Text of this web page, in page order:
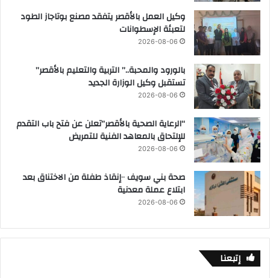
د
وكيل العمل بالأقصر يتفقد مصنع بوتاجاز الطود
لتعبئة الإسطوانات
2026-08-06
بالورود والمحبة..” التربية والتعليم بالأقصر”
تستقبل وكيل الوزارة الجديد
2026-08-06
“الرعاية الصحية بالأقصر”تعلن عن فتح باب التقدم
للإلتحاق بالمعاهد الفنية للتمريض
2026-08-06
صحة بني سويف ٠٠إنقاذ طفلة من الاختناق بعد
ابتلاع عملة معدنية
2026-08-06
إتبعنا